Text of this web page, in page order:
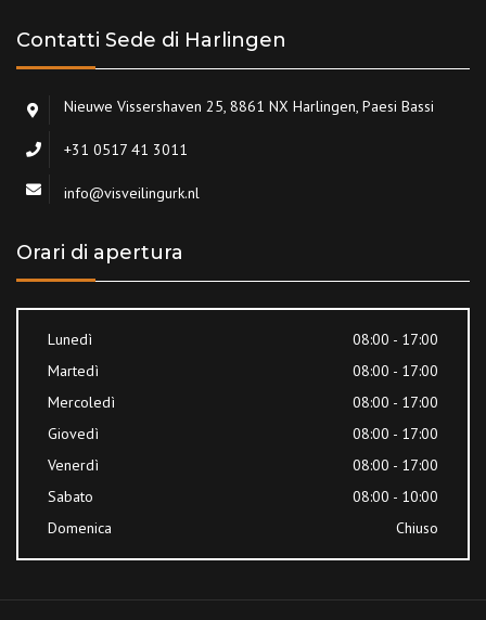
Contatti Sede di Harlingen
Nieuwe Vissershaven 25, 8861 NX Harlingen, Paesi Bassi
+31 0517 41 3011
info@visveilingurk.nl
Orari di apertura
Lunedì
08:00 - 17:00
Martedì
08:00 - 17:00
Mercoledì
08:00 - 17:00
Giovedì
08:00 - 17:00
Venerdì
08:00 - 17:00
Sabato
08:00 - 10:00
Domenica
Chiuso